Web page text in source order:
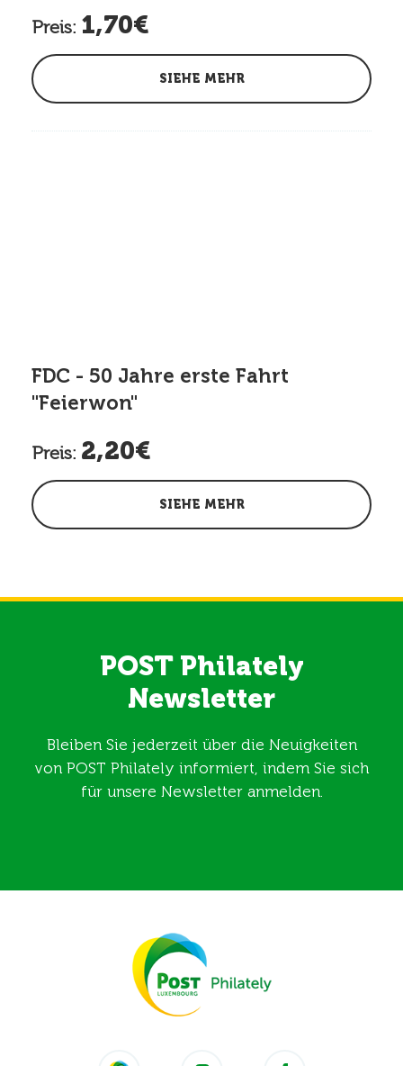
Preis: 1,70€
SIEHE MEHR
FDC - 50 Jahre erste Fahrt
"Feierwon"
Preis: 2,20€
SIEHE MEHR
POST Philately
Newsletter
Bleiben Sie jederzeit über die Neuigkeiten
von POST Philately informiert, indem Sie sich
für unsere Newsletter anmelden.